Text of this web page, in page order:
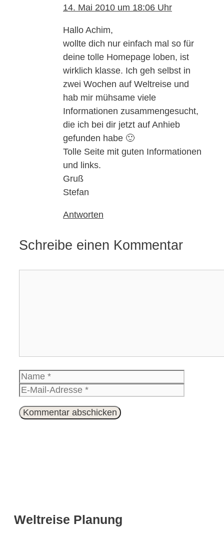
14. Mai 2010 um 18:06 Uhr
Hallo Achim,
wollte dich nur einfach mal so für
deine tolle Homepage loben, ist
wirklich klasse. Ich geh selbst in
zwei Wochen auf Weltreise und
hab mir mühsame viele
Informationen zusammengesucht,
die ich bei dir jetzt auf Anhieb
gefunden habe 🙂
Tolle Seite mit guten Informationen
und links.
Gruß
Stefan
Antworten
Schreibe einen Kommentar
Name
Weltreise Planung